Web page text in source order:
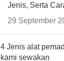
Jenis, Serta
29 September
4 Jenis alat
kami sewakan